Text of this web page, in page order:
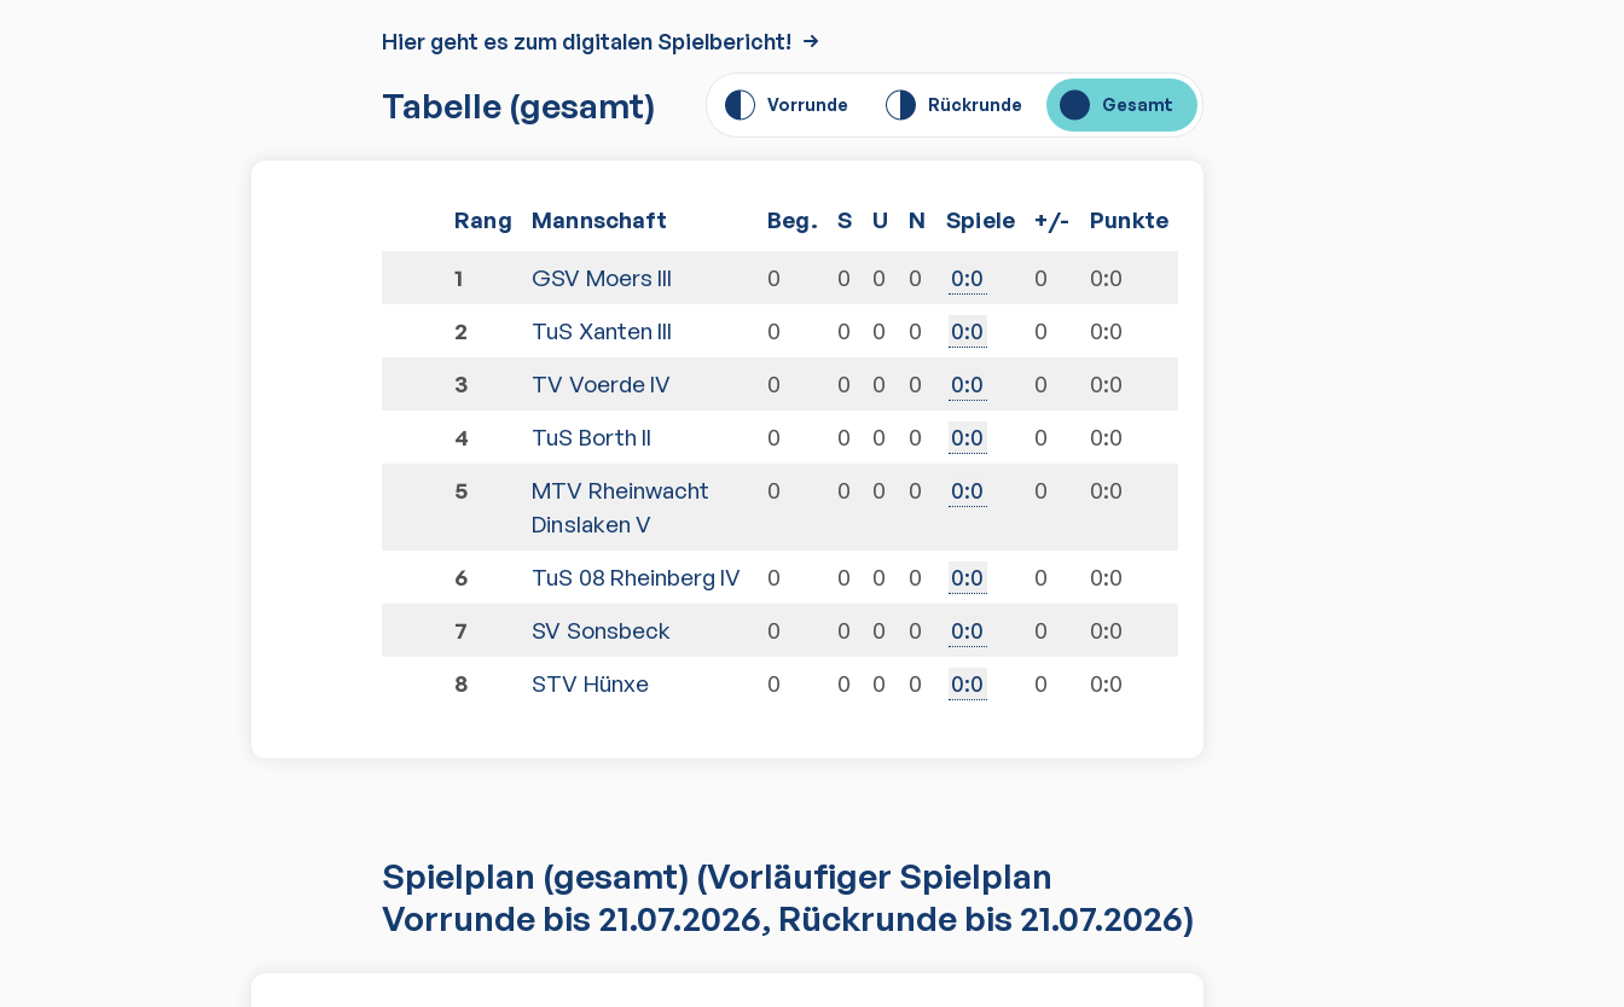
Hier geht es zum digitalen Spielbericht!
Tabelle (gesamt) Vorrunde Rückrunde Gesamt
Rang Mannschaft Beg. S U N Spiele +/- Punkte
1 GSV Moers III 0 0 0 0 0:0 0 0:0
2
TuS Xanten III 0 0 0 0 0:0 0 0:0
3
TV Voerde IV 0 0 0 0 0:0 0 0:0
4
TuS Borth II 0 0 0 0 0:0 0 0:0
5
MTV Rheinwacht
Dinslaken V
0 0 0 0 0:0 0 0:0
6 TuS 08 Rheinberg IV 0 0 0 0 0:0 0 0:0
7
SV Sonsbeck 0 0 0 0 0:0 0 0:0
8
STV Hünxe 0 0 0 0 0:0 0 0:0
Spielplan (gesamt) (Vorläufiger Spielplan
Vorrunde bis 21.07.2026, Rückrunde bis 21.07.2026)